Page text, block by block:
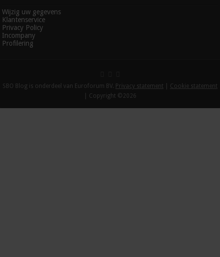
Wijzig uw gegevens
Klantenservice
Privacy Policy
Incompany
Profilering
SBO Blog is onderdeel van Euroforum BV. Privacy statement
Cookie statement
| Copyright ©2026